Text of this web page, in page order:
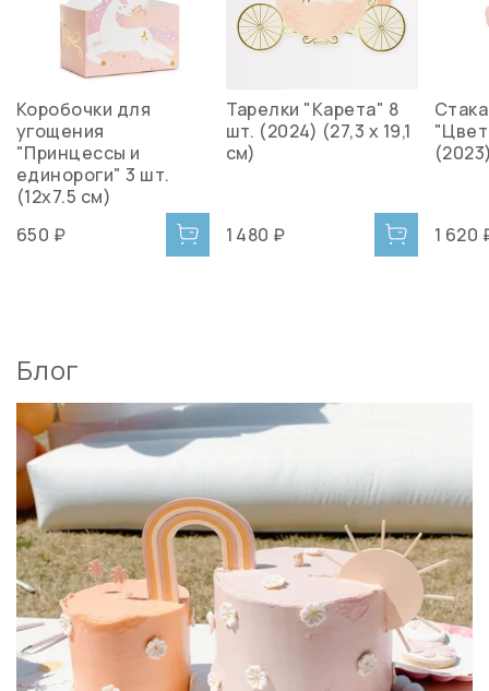
Коробочки для
угощения
"Принцессы и
единороги" 3 шт.
(12x7.5 см)
650 ₽
Тарелки "Карета" 8
шт. (2024) (27,3 х 19,1
см)
1 480 ₽ 1 620
Блог